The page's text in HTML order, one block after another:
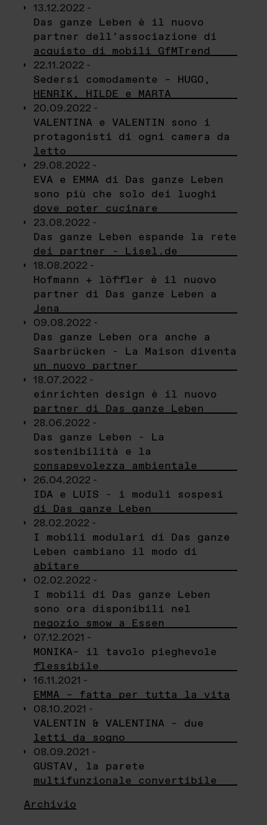
13.12.2022 -
Das ganze Leben è il nuovo
partner dell’associazione di
acquisto di mobili GfMTrend
22.11.2022 -
Sedersi comodamente – HUGO,
HENRIK, HILDE e MARTA
20.09.2022 -
VALENTINA e VALENTIN sono i
protagonisti di ogni camera da
letto
29.08.2022 -
EVA e EMMA di Das ganze Leben
sono più che solo dei luoghi
dove poter cucinare
23.08.2022 -
Das ganze Leben espande la rete
dei partner - Lisel.de
18.08.2022 -
Hofmann + löffler è il nuovo
partner di Das ganze Leben a
Jena
09.08.2022 -
Das ganze Leben ora anche a
Saarbrücken - La Maison diventa
un nuovo partner
18.07.2022 -
einrichten design è il nuovo
partner di Das ganze Leben
28.06.2022 -
Das ganze Leben - La
sostenibilità e la
consapevolezza ambientale
26.04.2022 -
IDA e LUIS - i moduli sospesi
di Das ganze Leben
28.02.2022 -
I mobili modulari di Das ganze
Leben cambiano il modo di
abitare
02.02.2022 -
I mobili di Das ganze Leben
sono ora disponibili nel
negozio smow a Essen
07.12.2021 -
MONIKA– il tavolo pieghevole
flessibile
16.11.2021 -
EMMA – fatta per tutta la vita
08.10.2021 -
VALENTIN & VALENTINA – due
letti da sogno
08.09.2021 -
GUSTAV, la parete
multifunzionale convertibile
Archivio